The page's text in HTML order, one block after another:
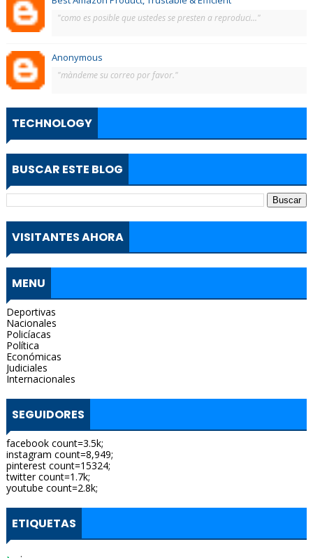
"como es posible que ustedes se presten a reproduci..."
Anonymous
"màndeme su correo por favor."
TECHNOLOGY
BUSCAR ESTE BLOG
VISITANTES AHORA
MENU
Deportivas
Nacionales
Policíacas
Política
Económicas
Judiciales
Internacionales
SEGUIDORES
facebook count=3.5k;
instagram count=8,949;
pinterest count=15324;
twitter count=1.7k;
youtube count=2.8k;
ETIQUETAS